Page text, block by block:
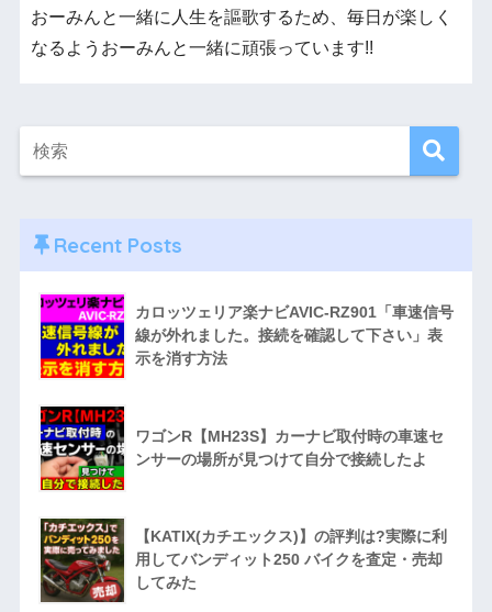
おーみんと一緒に人生を謳歌するため、毎日が楽しく
なるようおーみんと一緒に頑張っています!!
Recent Posts
カロッツェリア楽ナビAVIC-RZ901「車速信号
線が外れました。接続を確認して下さい」表
示を消す方法
ワゴンR【MH23S】カーナビ取付時の車速セ
ンサーの場所が見つけて自分で接続したよ
【KATIX(カチエックス)】の評判は?実際に利
用してバンディット250 バイクを査定・売却
してみた